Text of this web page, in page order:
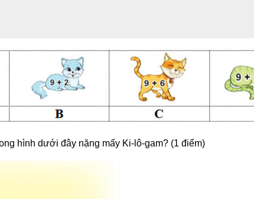
hình dưới đây nặng mấy Ki-lô-gam? (1 điểm)